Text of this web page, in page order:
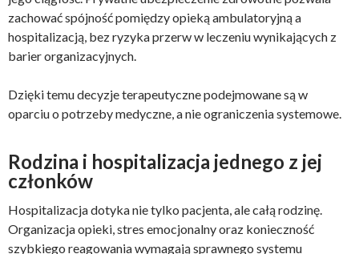
zachować spójność pomiędzy opieką ambulatoryjną a
hospitalizacją, bez ryzyka przerw w leczeniu wynikających z
barier organizacyjnych.
Dzięki temu decyzje terapeutyczne podejmowane są w
oparciu o potrzeby medyczne, a nie ograniczenia systemowe.
Rodzina i hospitalizacja jednego z jej
członków
Hospitalizacja dotyka nie tylko pacjenta, ale całą rodzinę.
Organizacja opieki, stres emocjonalny oraz konieczność
szybkiego reagowania wymagają sprawnego systemu